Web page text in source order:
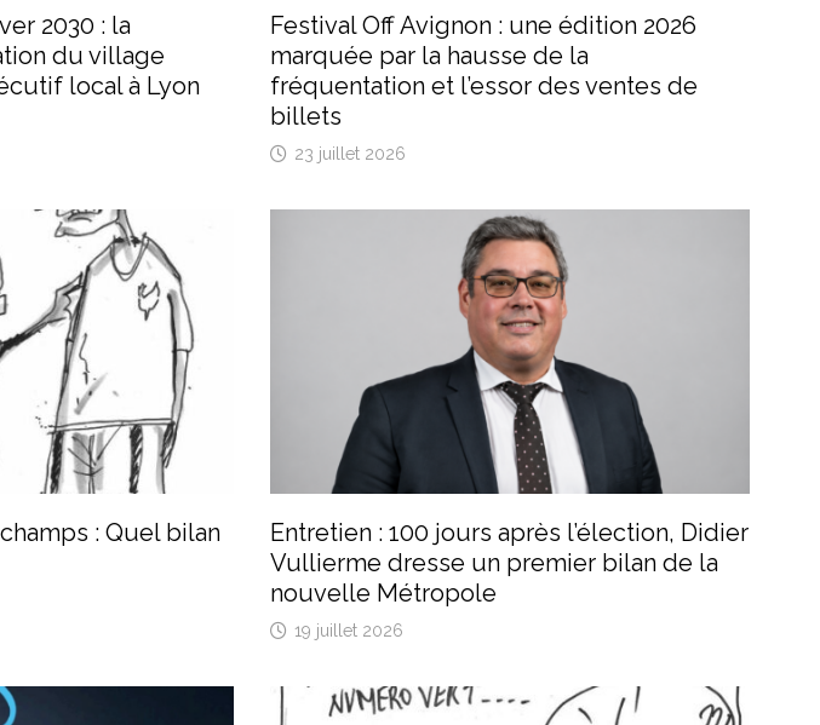
2030 : la
du village
local à Lyon
Festival Off Avignon : une édition 2026
marquée par la hausse de la
fréquentation et l’essor des ventes de
billets
23 juillet 2026
: Quel bilan
Entretien : 100 jours après l’élection, Didier
Vullierme dresse un premier bilan de la
nouvelle Métropole
19 juillet 2026